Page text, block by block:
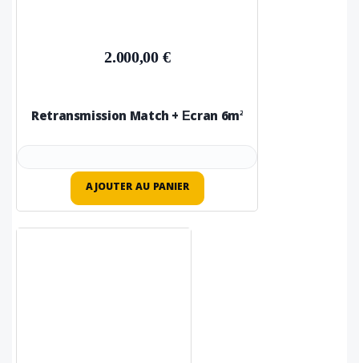
2.000,00 €
Retransmission Match + Écran 6m²
AJOUTER AU PANIER